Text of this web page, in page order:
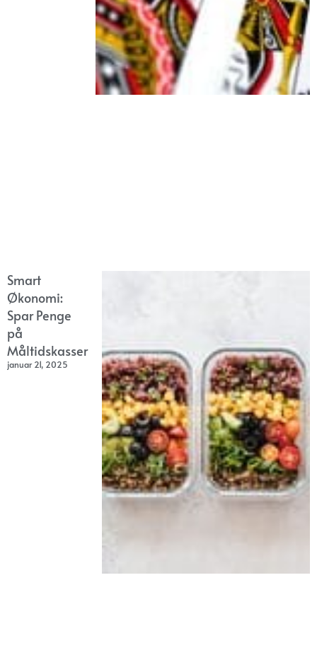
Smart
Økonomi:
Spar Penge
på
Måltidskasser
januar 21, 2025